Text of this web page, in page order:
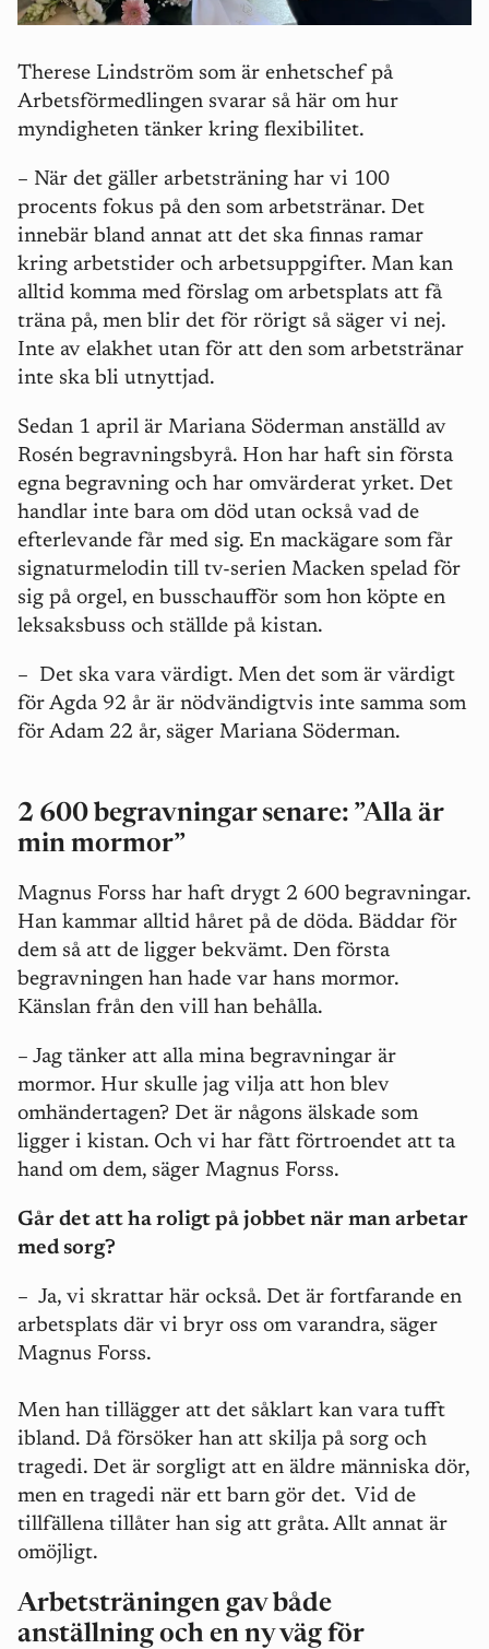
Therese Lindström som är enhetschef på
Arbetsförmedlingen svarar så här om hur
myndigheten tänker kring flexibilitet.
– När det gäller arbetsträning har vi 100
procents fokus på den som arbetstränar. Det
innebär bland annat att det ska finnas ramar
kring arbetstider och arbetsuppgifter. Man kan
alltid komma med förslag om arbetsplats att få
träna på, men blir det för rörigt så säger vi nej.
Inte av elakhet utan för att den som arbetstränar
inte ska bli utnyttjad.
Sedan 1 april är Mariana Söderman anställd av
Rosén begravningsbyrå. Hon har haft sin första
egna begravning och har omvärderat yrket. Det
handlar inte bara om död utan också vad de
efterlevande får med sig. En mackägare som får
signaturmelodin till tv-serien Macken spelad för
sig på orgel, en busschaufför som hon köpte en
leksaksbuss och ställde på kistan.
–
Det ska vara värdigt. Men det som är värdigt
för Agda 92 år är nödvändigtvis inte samma som
för Adam 22 år, säger Mariana Söderman.
2 600 begravningar senare: ”Alla är
min mormor”
Magnus Forss har haft drygt 2 600 begravningar.
Han kammar alltid håret på de döda. Bäddar för
dem så att de ligger bekvämt. Den första
begravningen han hade var hans mormor.
Känslan från den vill han behålla.
– Jag tänker att alla mina begravningar är
mormor. Hur skulle jag vilja att hon blev
omhändertagen? Det är någons älskade som
ligger i kistan. Och vi har fått förtroendet att ta
hand om dem, säger Magnus Forss.
Går det att ha roligt på jobbet när man arbetar
med sorg?
– Ja, vi skrattar här också. Det är fortfarande en
arbetsplats där vi bryr oss om varandra, säger
Magnus Forss.
Men han tillägger att det såklart kan vara tufft
ibland. Då försöker han att skilja på sorg och
tragedi. Det är sorgligt att en äldre människa dör,
men en tragedi när ett barn gör det. Vid de
tillfällena tillåter han sig att gråta. Allt annat är
omöjligt.
Arbetsträningen gav både
anställning och en ny väg för